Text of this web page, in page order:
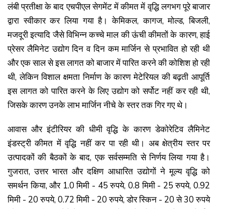
लंबी प्रतीक्षा के बाद एचपीएल सेगमेंट में कीमत में वृद्धि लगभग पूरे बाजार
द्वारा स्वीकार कर लिया गया है। केमिकल, कागज, मोल्ड, बिजली,
मजदूरी इत्यादि जैसे विभिन्न कच्चे माल की ऊंची कीमतों के कारण, हाई
प्रेसर लैमिनेट उद्योग दिन व दिन कम मार्जिन से प्रभावित हो रही थी
और एक साल से इस लागत को बाजार में पारित करने की कोशिश हो रही
थी, लेकिन विशाल क्षमता निर्माण के कारण मेटेरियल की बढ़ती आपूर्ति
इस लागत को पारित करने के लिए उद्योग को सर्पोट नहीं कर रही थी,
जिसके कारण उनके लाभ मार्जिन नीचे के स्तर तक गिर गए थे।
आवास और इंटीरियर की धीमी वृद्धि के कारण डेकोरेटिव लैमिनेट
इंडस्ट्री कीमत में वृद्धि नहीं कर पा रही थी। अब क्षेत्रीय स्तर पर
उत्पादकों की बैठकों के बाद, एक सर्वसम्मति से निर्णय लिया गया है।
गुजरात, उत्तर भारत और दक्षिण आधारित उद्योगों ने मूल्य वृद्धि को
समर्थन किया, और 1.0 मिमी - 45 रुपये, 0.8 मिमी - 25 रुपये, 0.92
मिमी - 20 रुपये, 0.72 मिमी - 20 रुपये, डोर स्किन - 20 से 30 रुपये